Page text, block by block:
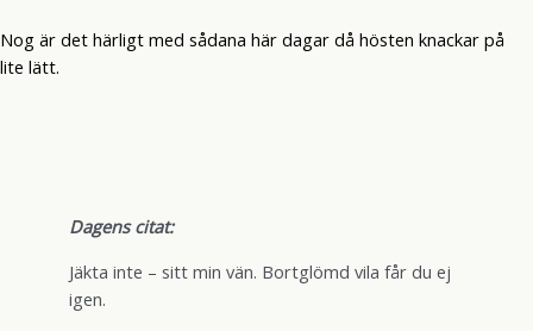
Nog är det härligt med sådana här dagar då hösten knackar på
lite lätt.
Dagens citat:
Jäkta inte – sitt min vän. Bortglömd vila får du ej
igen.